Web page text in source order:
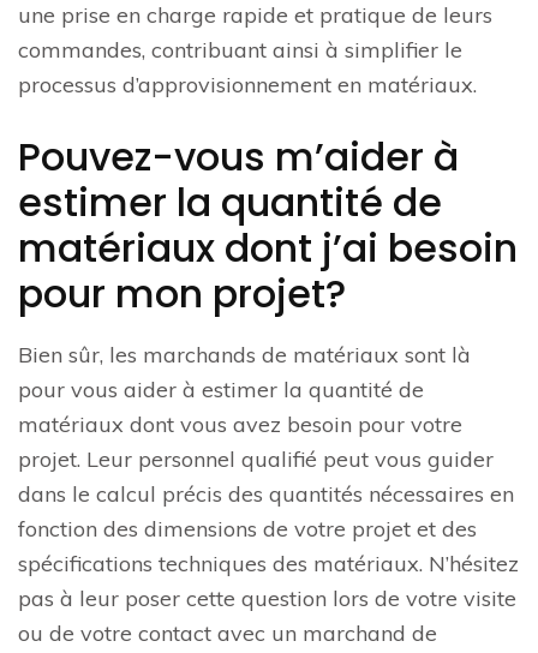
une prise en charge rapide et pratique de leurs
commandes, contribuant ainsi à simplifier le
processus d’approvisionnement en matériaux.
Pouvez-vous m’aider à
estimer la quantité de
matériaux dont j’ai besoin
pour mon projet?
Bien sûr, les marchands de matériaux sont là
pour vous aider à estimer la quantité de
matériaux dont vous avez besoin pour votre
projet. Leur personnel qualifié peut vous guider
dans le calcul précis des quantités nécessaires en
fonction des dimensions de votre projet et des
spécifications techniques des matériaux. N’hésitez
pas à leur poser cette question lors de votre visite
ou de votre contact avec un marchand de